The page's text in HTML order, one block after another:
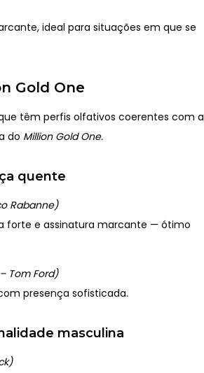
ideal para situações em que se
Gold One
têm perfis olfativos coerentes com a
do Million Gold One.
quente
Rabanne)
forte e assinatura marcante — ótimo
Tom Ford)
presença sofisticada.
masculina